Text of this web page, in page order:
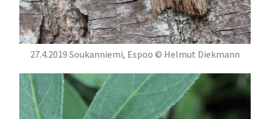
27.4.2019 Soukanniemi, Espoo © Helmut Diekmann